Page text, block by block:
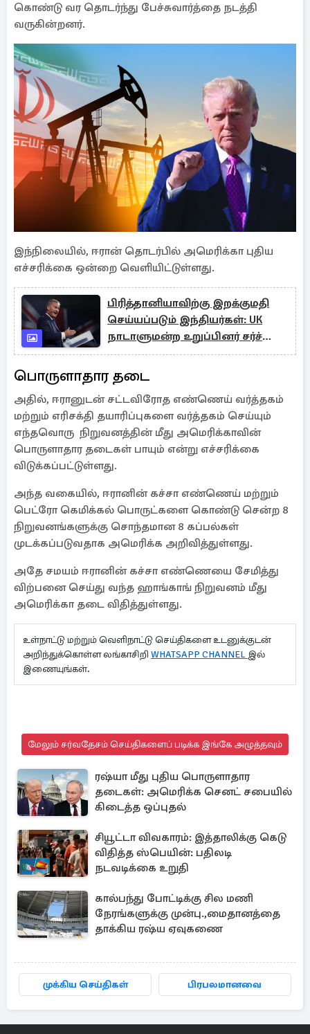
கொண்டு வர தொடர்ந்து பேச்சுவார்த்தை நடத்தி
வருகின்றனர்.
இந்நிலையில், ஈரான் தொடர்பில் அமெரிக்கா புதிய
எச்சரிக்கை ஒன்றை வெளியிட்டுள்ளது.
பிரித்தானியாவிற்கு இறக்குமதி
செய்யப்படும் இந்தியர்கள்: UK
நாடாளுமன்ற உறுப்பினர் சர்ச்சை
கருத்து
பொருளாதார தடை
அதில், ஈரானுடன் சட்டவிரோத எண்ணெய் வர்த்தகம்
மற்றும் எரிசக்தி தயாரிப்புகளை வர்த்தகம் செய்யும்
எந்தவொரு நிறுவனத்தின் மீது அமெரிக்காவின்
பொருளாதார தடைகள் பாயும் என்று எச்சரிக்கை
விடுக்கப்பட்டுள்ளது.
அந்த வகையில், ஈரானின் கச்சா எண்ணெய் மற்றும்
பெட்ரோ கெமிக்கல் பொருட்களை கொண்டு சென்ற 8
நிறுவனங்களுக்கு சொந்தமான 8 கப்பல்கள்
முடக்கப்படுவதாக அமெரிக்க அறிவித்துள்ளது.
அதே சமயம் ஈரானின் கச்சா எண்ணெயை சேமித்து
விற்பனை செய்து வந்த ஹாங்காங் நிறுவனம் மீது
அமெரிக்கா தடை விதித்துள்ளது.
உள்நாட்டு மற்றும் வெளிநாட்டு செய்திகளை உடனுக்குடன்
அறிந்துக்கொள்ள லங்காசிறி WHATSAPP CHANNEL இல்
இணையுங்கள்.
மேலும் சர்வதேசம் செய்திகளைப் படிக்க இங்கே அழுத்தவும்
ரஷ்யா மீது புதிய பொருளாதார
தடைகள்: அமெரிக்க செனட் சபையில்
கிடைத்த ஒப்புதல்
சியூட்டா விவகாரம்: இத்தாலிக்கு கெடு
விதித்த ஸ்பெயின்: பதிலடி
நடவடிக்கை உறுதி
கால்பந்து போட்டிக்கு சில மணி
நேரங்களுக்கு முன்பு.,மைதானத்தை
தாக்கிய ரஷ்ய ஏவுகணை
முக்கிய செய்திகள் பிரபலமானவை